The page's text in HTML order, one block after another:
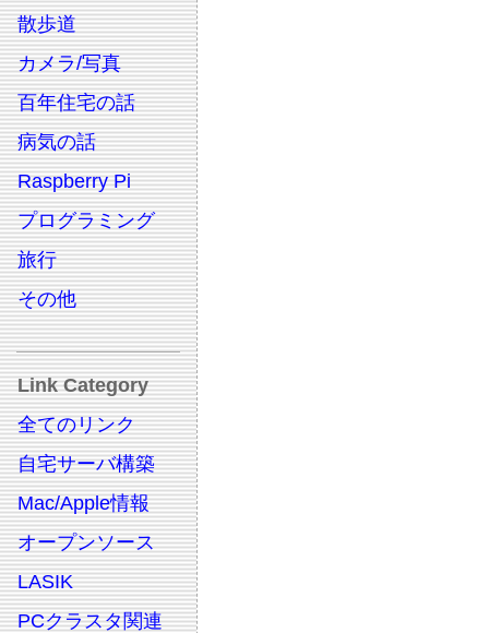
散歩道
カメラ/写真
百年住宅の話
病気の話
Raspberry Pi
プログラミング
旅行
その他
Link Category
全てのリンク
自宅サーバ構築
Mac/Apple情報
オープンソース
LASIK
PCクラスタ関連